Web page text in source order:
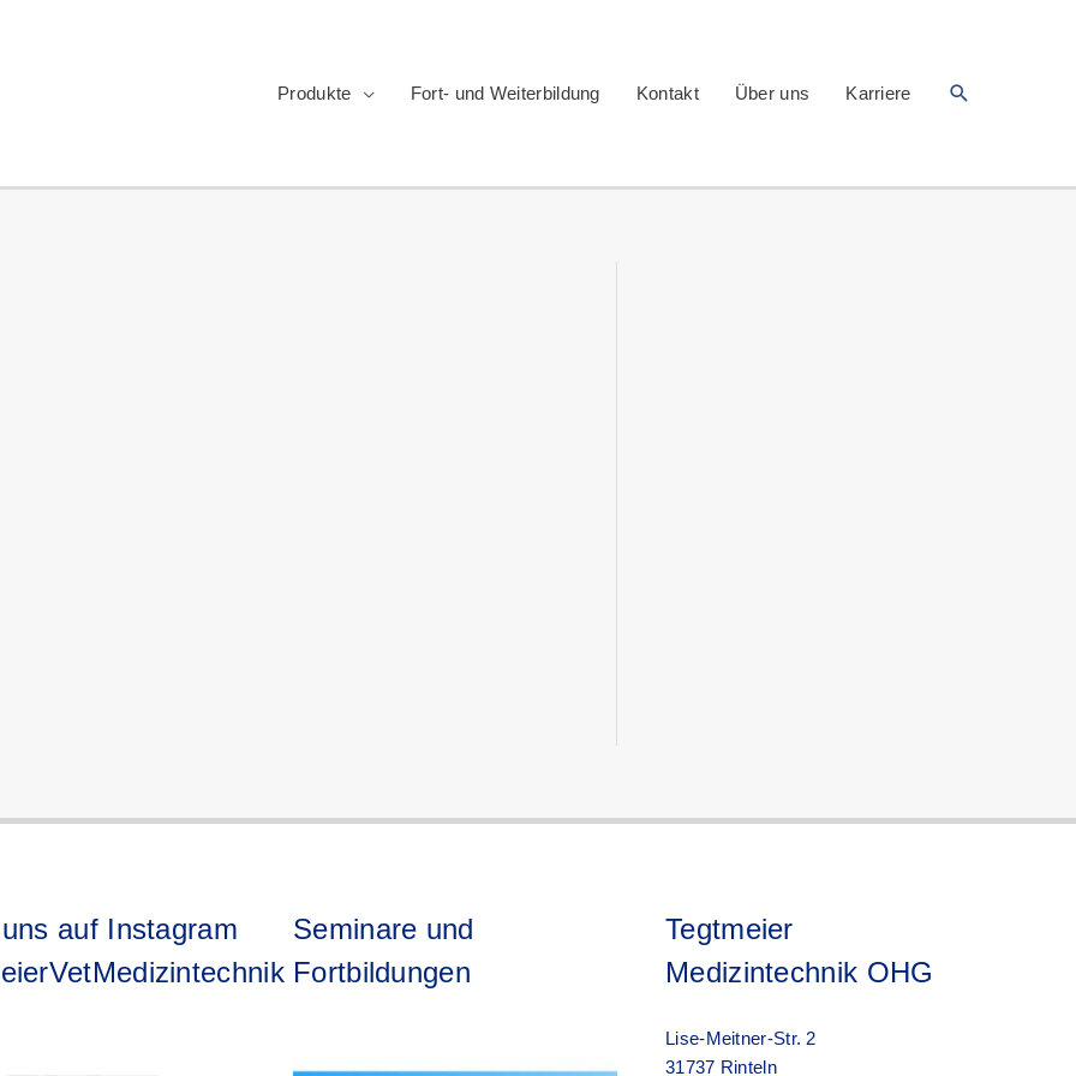
Produkte
Fort- und Weiterbildung Kontakt Über uns Karriere Suchen
auf Instagram
Seminare und
Fortbildungen
Tegtmeier
Medizintechnik OHG
Lise-Meitner-Str. 2
31737 Rinteln